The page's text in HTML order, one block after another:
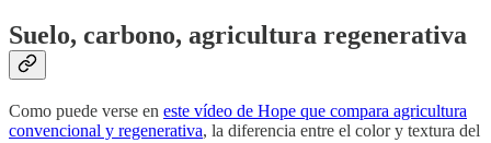
Suelo, carbono, agricultura regenerativa
Como puede verse en este vídeo de Hope que compara agricultura
convencional y regenerativa, la diferencia entre el color y textura del